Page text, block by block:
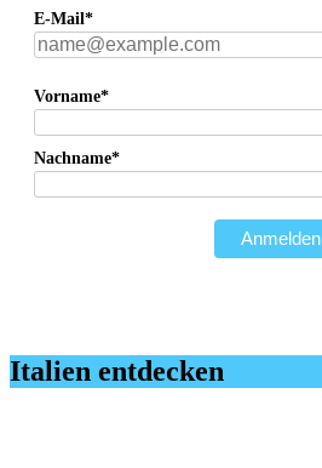
E-Mail*
Vorname*
Nachname*
Anmelden
Italien entdecken